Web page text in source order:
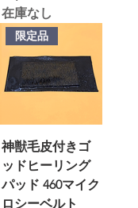
在庫なし
限定品
神獣毛皮付きゴ
ッドヒーリング
パッド 460マイク
ロシーベルト